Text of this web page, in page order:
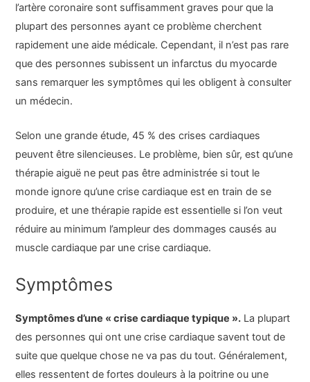
l’artère coronaire sont suffisamment graves pour que la
plupart des personnes ayant ce problème cherchent
rapidement une aide médicale. Cependant, il n’est pas rare
que des personnes subissent un infarctus du myocarde
sans remarquer les symptômes qui les obligent à consulter
un médecin.
Selon une grande étude, 45 % des crises cardiaques
peuvent être silencieuses. Le problème, bien sûr, est qu’une
thérapie aiguë ne peut pas être administrée si tout le
monde ignore qu’une crise cardiaque est en train de se
produire, et une thérapie rapide est essentielle si l’on veut
réduire au minimum l’ampleur des dommages causés au
muscle cardiaque par une crise cardiaque.
Symptômes
Symptômes d’une « crise cardiaque typique ». La plupart
des personnes qui ont une crise cardiaque savent tout de
suite que quelque chose ne va pas du tout. Généralement,
elles ressentent de fortes douleurs à la poitrine ou une